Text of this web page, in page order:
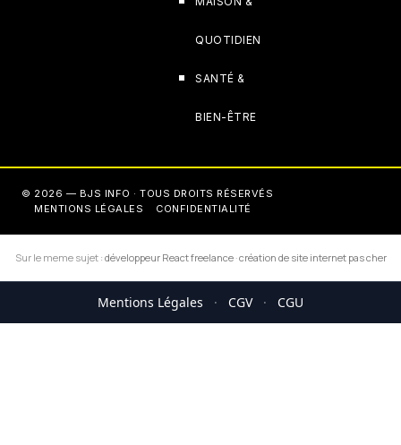
QUOTIDIEN
SANTÉ &
BIEN-ÊTRE
© 2026 — BJS INFO · TOUS DROITS RÉSERVÉS
MENTIONS LÉGALES
CONFIDENTIALITÉ
Sur le meme sujet : développeur React freelance·création de site internet pas cher
Mentions Légales · CGV · CGU